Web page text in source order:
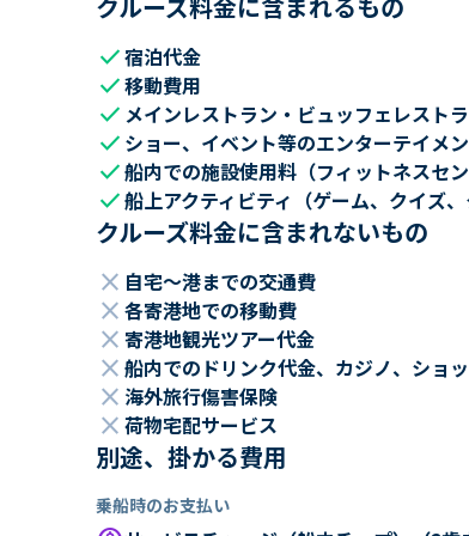
check宿泊代金
check移動費用
check メインレストラン・ビュッフェレスト
check ショー、イベント等のエンターテイメ
check船内での施設使用料（フィットネスセ
check船上アクティビティ（ゲーム、クイズ、
クルーズ料金に含まれないもの
close 自宅～港までの交通費
close 各寄港地での移動費
close 寄港地観光ツアー代金
close 船内でのドリンク代金、カジノ、ショ
close 海外旅行傷害保険
close 荷物宅配サービス
別途、掛かる費用
乗船時のお支払い